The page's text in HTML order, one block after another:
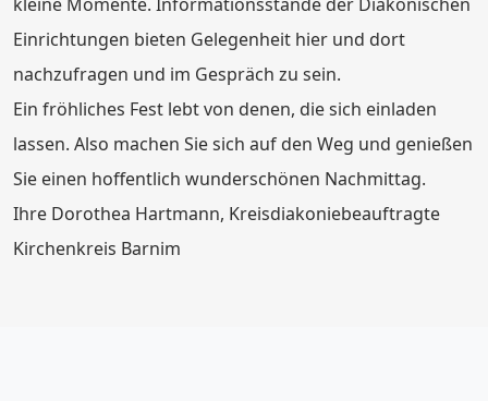
Einrichtungen bieten Gelegenheit hier und dort
nachzufragen und im Gespräch zu sein.
Ein fröhliches Fest lebt von denen, die sich einladen
lassen. Also machen Sie sich auf den Weg und genießen
Sie einen hoffentlich wunderschönen Nachmittag.
Ihre Dorothea Hartmann, Kreisdiakoniebeauftragte
Kirchenkreis Barnim